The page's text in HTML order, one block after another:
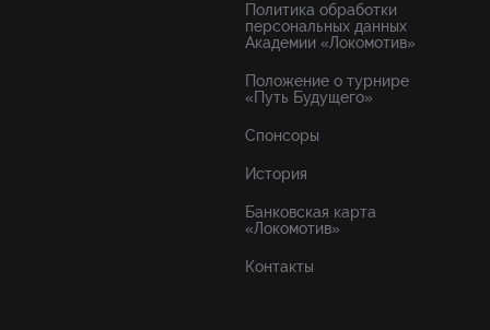
Политика обработки
персональных данных
Академии «Локомотив»
Положение о турнире
«Путь Будущего»
Спонсоры
История
Банковская карта
«Локомотив»
Контакты